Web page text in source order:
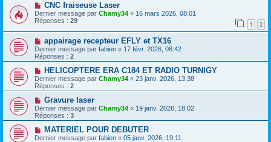
CNC fraiseuse Laser
Dernier message par Chamy34 « 16 mars 2026, 08:01
Réponses : 29 1 2
appairage recepteur EFLY et TX16
Dernier message par fabien « 17 févr. 2026, 08:42
Réponses : 2
HELICOPTERE ERA C184 ET RADIO TURNIGY
Dernier message par Chamy34 « 23 janv. 2026, 13:38
Réponses : 2
Gravure laser
Dernier message par Chamy34 « 19 janv. 2026, 18:02
Réponses : 3
MATERIEL POUR DEBUTER
Dernier message par fabien « 05 janv. 2026, 19:11